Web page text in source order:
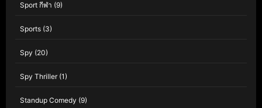
Sport กีฬา (9)
Sports (3)
Spy (20)
Spy Thriller(1)
Standup Comedy (9)